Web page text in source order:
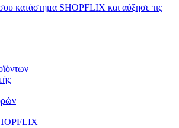
κατάστημα SHOPFLIX και αύξησε τις